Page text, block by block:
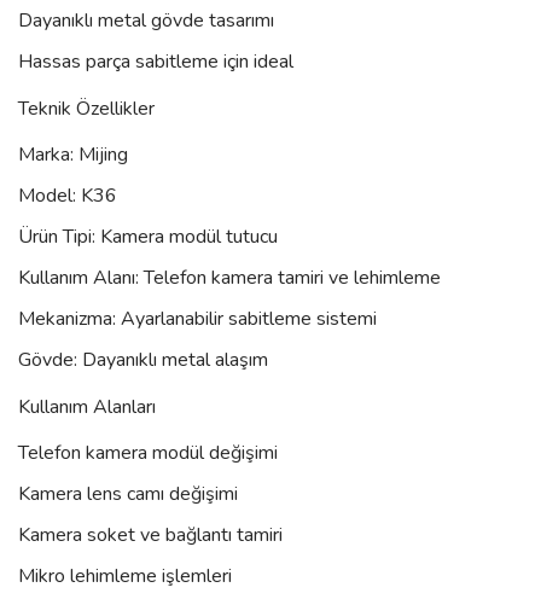
Dayanıklı metal gövde tasarımı
Hassas parça sabitleme için ideal
Teknik Özellikler
Marka: Mijing
Model: K36
Ürün Tipi: Kamera modül tutucu
Kullanım Alanı: Telefon kamera tamiri ve lehimleme
Mekanizma: Ayarlanabilir sabitleme sistemi
Gövde: Dayanıklı metal alaşım
Kullanım Alanları
Telefon kamera modül değişimi
Kamera lens camı değişimi
Kamera soket ve bağlantı tamiri
Mikro lehimleme işlemleri